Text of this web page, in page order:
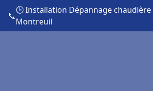
📞
🕒 Installation Dépannage
Montreuil